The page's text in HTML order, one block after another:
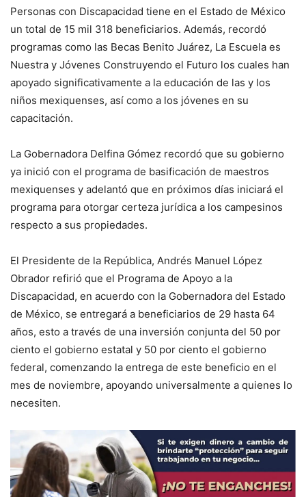
Personas con Discapacidad tiene en el Estado de México
un total de 15 mil 318 beneficiarios. Además, recordó
programas como las Becas Benito Juárez, La Escuela es
Nuestra y Jóvenes Construyendo el Futuro los cuales han
apoyado significativamente a la educación de las y los
niños mexiquenses, así como a los jóvenes en su
capacitación.
La Gobernadora Delfina Gómez recordó que su gobierno
ya inició con el programa de basificación de maestros
mexiquenses y adelantó que en próximos días iniciará el
programa para otorgar certeza jurídica a los campesinos
respecto a sus propiedades.
El Presidente de la República, Andrés Manuel López
Obrador refirió que el Programa de Apoyo a la
Discapacidad, en acuerdo con la Gobernadora del Estado
de México, se entregará a beneficiarios de 29 hasta 64
años, esto a través de una inversión conjunta del 50 por
ciento el gobierno estatal y 50 por ciento el gobierno
federal, comenzando la entrega de este beneficio en el
mes de noviembre, apoyando universalmente a quienes lo
necesiten.